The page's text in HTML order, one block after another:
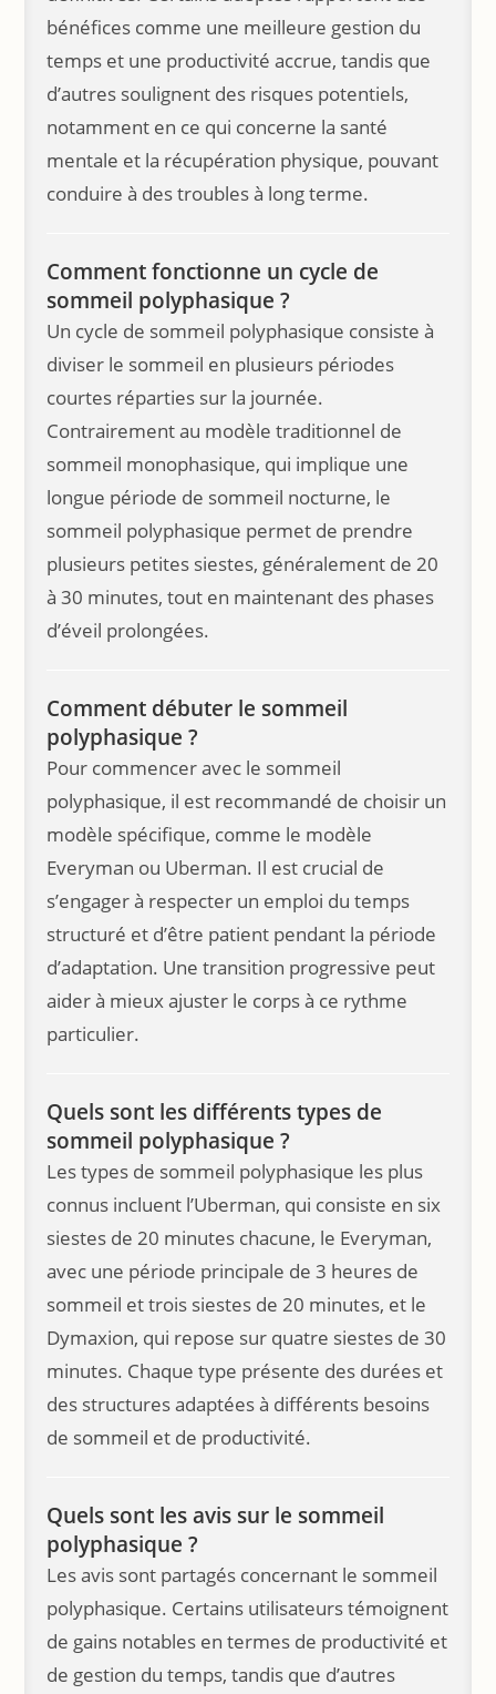
bénéfices comme une meilleure gestion du
temps et une productivité accrue, tandis que
d’autres soulignent des risques potentiels,
notamment en ce qui concerne la santé
mentale et la récupération physique, pouvant
conduire à des troubles à long terme.
Comment fonctionne un cycle de
sommeil polyphasique ?
Un cycle de sommeil polyphasique consiste à
diviser le sommeil en plusieurs périodes
courtes réparties sur la journée.
Contrairement au modèle traditionnel de
sommeil monophasique, qui implique une
longue période de sommeil nocturne, le
sommeil polyphasique permet de prendre
plusieurs petites siestes, généralement de 20
à 30 minutes, tout en maintenant des phases
d’éveil prolongées.
Comment débuter le sommeil
polyphasique ?
Pour commencer avec le sommeil
polyphasique, il est recommandé de choisir un
modèle spécifique, comme le modèle
Everyman ou Uberman. Il est crucial de
s’engager à respecter un emploi du temps
structuré et d’être patient pendant la période
d’adaptation. Une transition progressive peut
aider à mieux ajuster le corps à ce rythme
particulier.
Quels sont les différents types de
sommeil polyphasique ?
Les types de sommeil polyphasique les plus
connus incluent l’Uberman, qui consiste en six
siestes de 20 minutes chacune, le Everyman,
avec une période principale de 3 heures de
sommeil et trois siestes de 20 minutes, et le
Dymaxion, qui repose sur quatre siestes de 30
minutes. Chaque type présente des durées et
des structures adaptées à différents besoins
de sommeil et de productivité.
Quels sont les avis sur le sommeil
polyphasique ?
Les avis sont partagés concernant le sommeil
polyphasique. Certains utilisateurs témoignent
de gains notables en termes de productivité et
de gestion du temps, tandis que d’autres